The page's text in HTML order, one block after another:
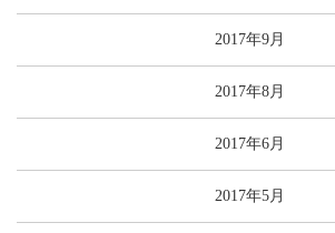
2017年9月
2017年8月
2017年6月
2017年5月